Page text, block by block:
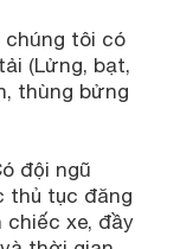
chúng tôi có
(Lửng, bạt,
thùng bửng
đội ngũ
thủ tục đăng
chiếc xe, đầy